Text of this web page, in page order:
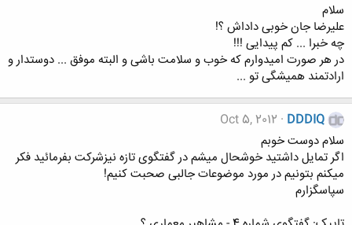
سلام
علیرضا جان خوبی داداش ؟!
چه خبرا ... کم پیدایی !!!
در هر صورت امیدوارم که خوب و سلامت باشی و البته موفق ... دوستدار و
ارادتمند همیشگی تو ...
DDDIQ
Oct 5, 2012
سلام دوست خوبم
اگر تمایل داشتید خوشحال میشم در گفتگوی تازه نیزشرکت بفرمائید فکر
میکنم بتونیم در مورد موضوعات جالبی صحبت کنیم!
سپاسگزارم